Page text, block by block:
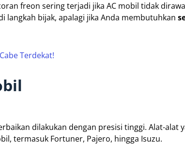
freon sering terjadi jika AC mobil tidak
bijak, apalagi jika Anda membutuhkan
Terdekat!
dilakukan dengan presisi tinggi. Alat-alat
termasuk Fortuner, Pajero, hingga Isuzu.